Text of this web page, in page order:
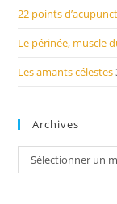
22 points
Le périnée, muscle
Les amants célestes
Archives
Archives
Sélectionner un